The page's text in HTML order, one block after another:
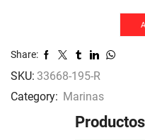
Share:
SKU: 33668-195-R
Category: Marinas